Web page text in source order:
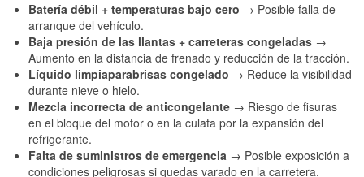
Batería débil + temperaturas bajo cero → Posible falla de
arranque del vehículo.
Baja presión de las llantas + carreteras congeladas →
Aumento en la distancia de frenado y reducción de la tracción.
Líquido limpiaparabrisas congelado → Reduce la visibilidad
durante nieve o hielo.
Mezcla incorrecta de anticongelante → Riesgo de fisuras
en el bloque del motor o en la culata por la expansión del
refrigerante.
Falta de suministros de emergencia → Posible exposición a
condiciones peligrosas si quedas varado en la carretera.